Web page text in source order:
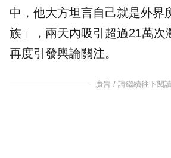
中，他大方坦言自己就是外界
族 」，兩天內吸引超過21萬
再度引發輿論關注。
廣告 / 請繼續往下閱